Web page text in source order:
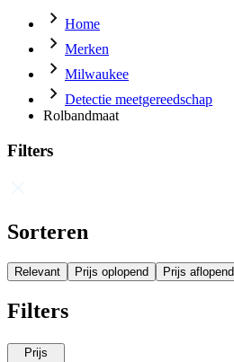
Home
Merken
Milwaukee
Detectie meetgereedschap
Rolbandmaat
Filters
Sorteren
Relevant Prijs oplopend Prijs aflopend
Filters
Prijs